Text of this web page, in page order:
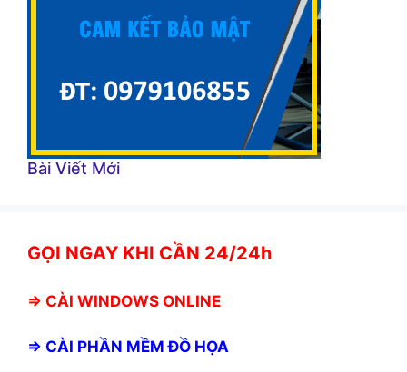
Bài Viết Mới
GỌI NGAY KHI CẦN 24/24h
⇒ CÀI WINDOWS ONLINE
⇒ CÀI PHẦN MỀM ĐỒ HỌA